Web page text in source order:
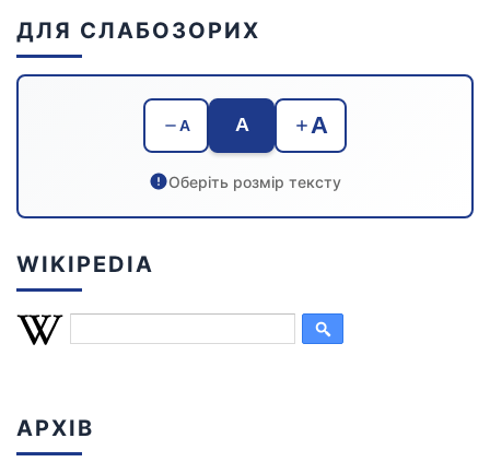
ДЛЯ СЛАБОЗОРИХ
A A A
Оберіть розмір тексту
WIKIPEDIA
АРХІВ